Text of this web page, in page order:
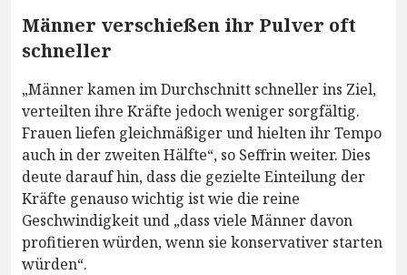
Männer verschießen ihr Pulver oft
schneller
„Männer kamen im Durchschnitt schneller ins Ziel,
verteilten ihre Kräfte jedoch weniger sorgfältig.
Frauen liefen gleichmäßiger und hielten ihr Tempo
auch in der zweiten Hälfte“, so Seffrin weiter. Dies
deute darauf hin, dass die gezielte Einteilung der
Kräfte genauso wichtig ist wie die reine
Geschwindigkeit und „dass viele Männer davon
profitieren würden, wenn sie konservativer starten
würden“.